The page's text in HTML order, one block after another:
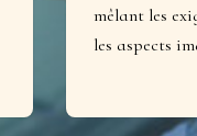
mêlant les
les aspects